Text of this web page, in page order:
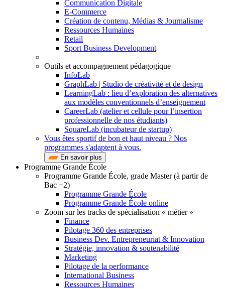
Communication Digitale
E-Commerce
Création de contenu, Médias & Journalisme
Ressources Humaines
Retail
Sport Business Development
Outils et accompagnement pédagogique
InfoLab
GraphLab | Studio de créativité et de design
LearningLab : lieu d’exploration des alternatives
aux modèles conventionnels d’enseignement
CareerLab (atelier et cellule pour l’insertion
professionnelle de nos étudiants)
SquareLab (incubateur de startup)
Vous êtes sportif de bon et haut niveau ? Nos
programmes s'adaptent à vous.
En savoir plus
Programme Grande École
Programme Grande École, grade Master (à partir de
Bac +2)
Programme Grande École
Programme Grande École online
Zoom sur les tracks de spécialisation « métier »
Finance
Pilotage 360 des entreprises
Business Dev. Entrepreneuriat & Innovation
Stratégie, innovation & soutenabilité
Marketing
Pilotage de la performance
International Business
Ressources Humaines